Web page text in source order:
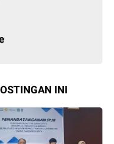
INI